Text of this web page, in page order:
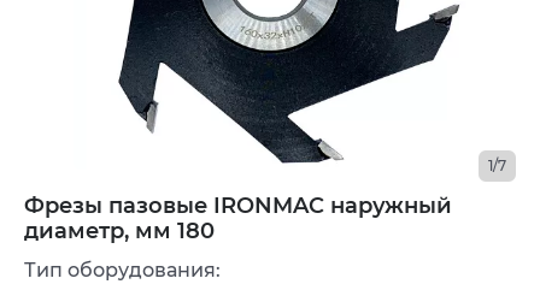
Фрезы пазовые IRONMAC наружный
диаметр, мм 180
1/7
Тип оборудования: